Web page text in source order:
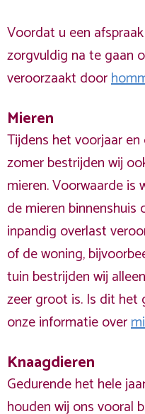
Voordat u een
zorgvuldig na te gaan
veroorzaakt door
Mieren
Tijdens het voorjaar en
zomer bestrijden wij
mieren. Voorwaarde is
de mieren binnenshuis
inpandig overlast
of de woning,
tuin bestrijden wij
zeer groot is. Is dit het
onze informatie over
Knaagdieren
Gedurende het hele
houden wij ons vooral